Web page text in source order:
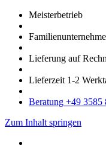
Meister­betrieb
Lieferung auf
Liefer­zeit 1-2
Bera­tung +49 3585
Zum Inhalt springen